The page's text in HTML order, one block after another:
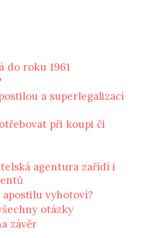
do roku 1961
a superlegalizací
při koupi či
agentura zařídí i
apostilu vyhotoví?
otázky
závěr